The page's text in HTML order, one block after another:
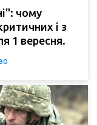
чому
і з
1 вересня.